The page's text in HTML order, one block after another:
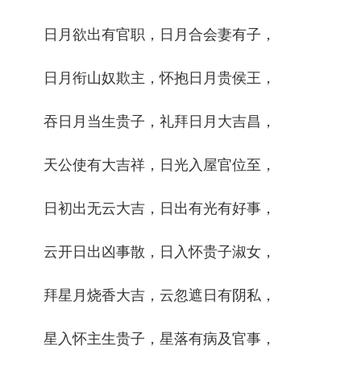
日月欲出有官职，日月合会妻有子，
日月衔山奴欺主，怀抱日月贵侯王，
吞日月当生贵子，礼拜日月大吉昌，
天公使有大吉祥，日光入屋官位至，
日初出无云大吉，日出有光有好事，
云开日出凶事散，日入怀贵子淑女，
拜星月烧香大吉，云忽遮日有阴私，
星入怀主生贵子，星落有病及官事，